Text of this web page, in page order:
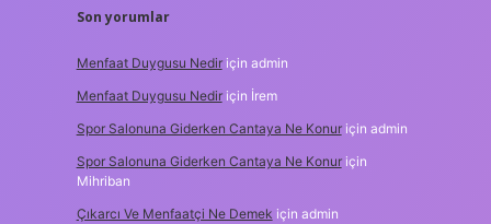
Son yorumlar
Menfaat Duygusu Nediriçin admin
Menfaat Duygusu Nediriçin İrem
Spor Salonuna Giderken Cantaya Ne Konuriçin admin
Spor Salonuna Giderken Cantaya Ne Konuriçin
Mihriban
Çıkarcı Ve Menfaatçi Ne Demek için admin